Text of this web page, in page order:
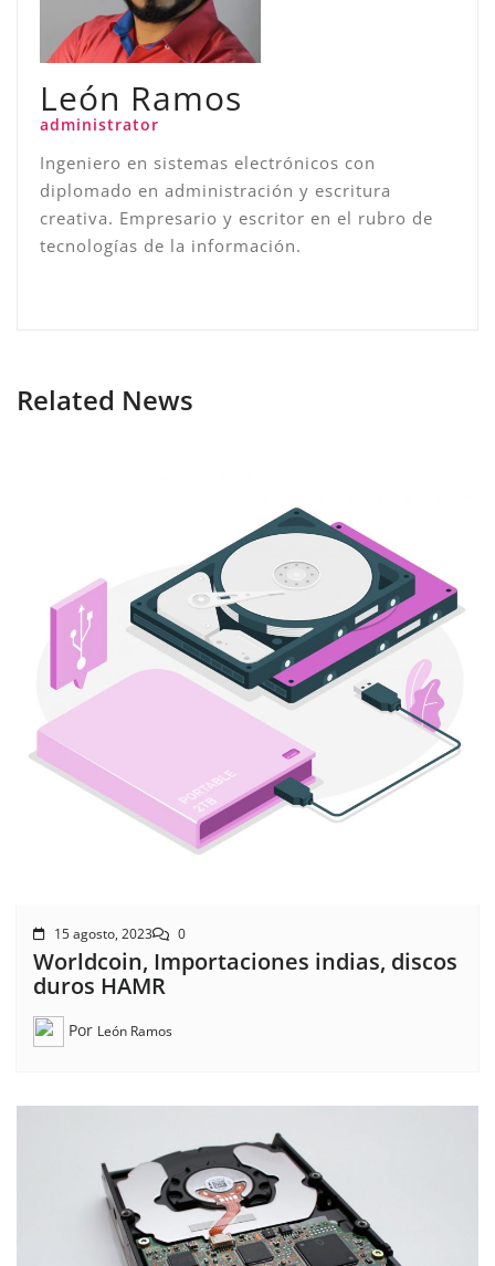
León Ramos
administrator
Ingeniero en sistemas electrónicos con
diplomado en administración y escritura
creativa. Empresario y escritor en el rubro de
tecnologías de la información.
Related News
15 agosto, 2023 0
Worldcoin, Importaciones indias, discos
duros HAMR
Por León Ramos